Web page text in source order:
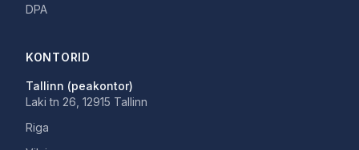
DPA
KONTORID
Tallinn (peakontor)
Laki tn 26, 12915 Tallinn
Riga